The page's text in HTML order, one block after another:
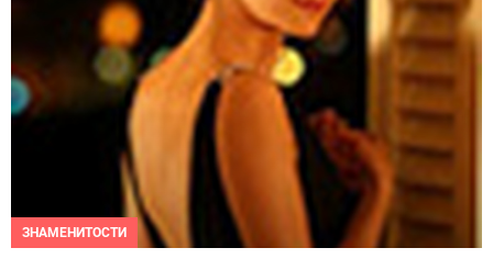
ЗНАМЕНИТОСТИ